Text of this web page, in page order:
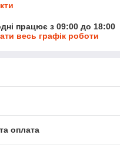
працює з 09:00 до 18:00
весь графік роботи
оплата